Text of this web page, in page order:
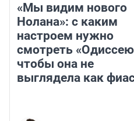
«Мы видим нового
Нолана»: с каким
настроем нужно
смотреть
чтобы она не
выглядела как